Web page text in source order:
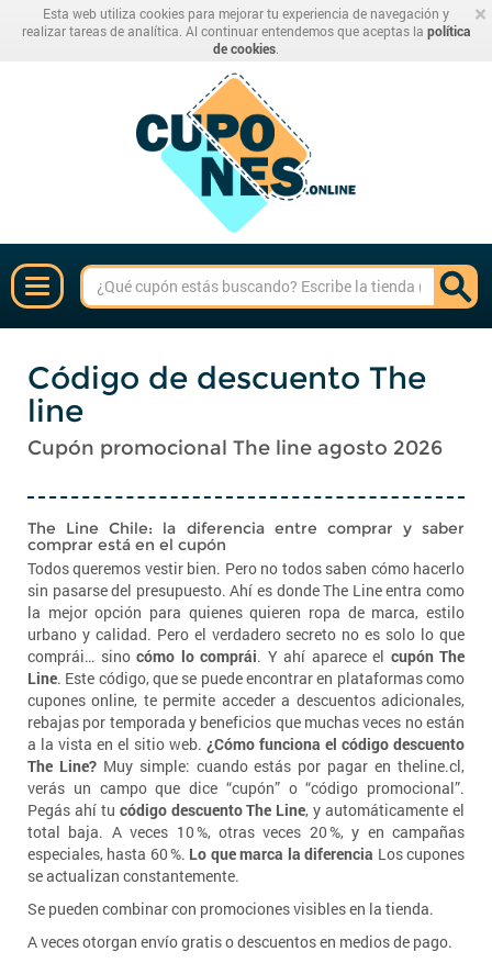
×
Esta web utiliza cookies para mejorar tu experiencia de navegación y
realizar tareas de analítica. Al continuar entendemos que aceptas la política
de cookies
Código de descuento The
line
Cupón promocional The line agosto 2026
The Line Chile: la diferencia entre comprar y saber
comprar está en el cupón
Todos queremos vestir bien. Pero no todos saben cómo hacerlo
sin pasarse del presupuesto. Ahí es donde The Line entra como
la mejor opción para quienes quieren ropa de marca, estilo
urbano y calidad. Pero el verdadero secreto no es solo lo que
comprái… sino cómo lo comprái. Y ahí aparece el cupón The
Line. Este código, que se puede encontrar en plataformas como
cupones online, te permite acceder a descuentos adicionales,
rebajas por temporada y beneficios que muchas veces no están
a la vista en el sitio web. ¿Cómo funciona el código descuento
The Line?Muy simple: cuando estás por pagar en theline.cl,
verás un campo que dice “cupón” o “código promocional”.
Pegás ahí tu código descuento The Line, y automáticamente el
total baja. A veces 10 %, otras veces 20 %, y en campañas
especiales, hasta 60 %. Lo que marca la diferencia Los cupones
se actualizan constantemente.
Se pueden combinar con promociones visibles en la tienda.
A veces otorgan envío gratis o descuentos en medios de pago.